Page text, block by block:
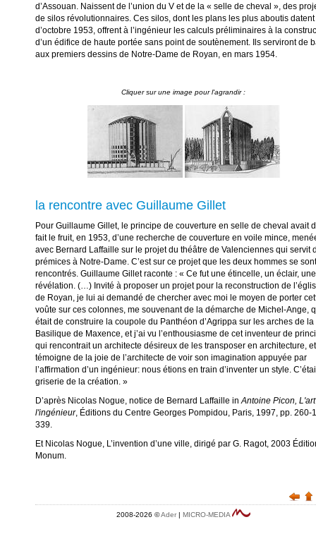
d’Assouan. Naissent de l’union du V et de la « selle de cheval », des
de silos révolutionnaires. Ces silos, dont les plans les plus aboutis datent
d’octobre 1953, offrent à l’ingénieur les calculs préliminaires à la
d’un édifice de haute portée sans point de soutènement. Ils serviront de
aux premiers dessins de Notre-Dame de Royan, en mars 1954.
la rencontre avec Guillaume Gillet
Pour Guillaume Gillet, le principe de couverture en selle de cheval avait
fait le fruit, en 1953, d’une recherche de couverture en voile mince,
avec Bernard Laffaille sur le projet du théâtre de Valenciennes qui servit
prémices à Notre-Dame. C’est sur ce projet que les deux hommes se sont
rencontrés. Guillaume Gillet raconte : « Ce fut une étincelle, un éclair, une
révélation. (…) Invité à proposer un projet pour la reconstruction de
de Royan, je lui ai demandé de chercher avec moi le moyen de porter
voûte sur ces colonnes, me souvenant de la démarche de Michel-Ange,
était de construire la coupole du Panthéon d’Agrippa sur les arches de la
Basilique de Maxence, et j’ai vu l’enthousiasme de cet inventeur de
qui rencontrait un architecte désireux de les transposer en architecture,
témoigne de la joie de l’architecte de voir son imagination appuyée par
l’affirmation d’un ingénieur: nous étions en train d’inventer un style.
griserie de la création. »
D’après Nicolas Nogue, notice de Bernard Laffaille inAntoine Picon,
l'ingénieur, Éditions du Centre Georges Pompidou, Paris, 1997, pp. 260-
339.
Et Nicolas Nogue, L’invention d’une ville, dirigé par G. Ragot, 2003
Monum.
2008-2026 ©Ader | MICRO-MEDIA